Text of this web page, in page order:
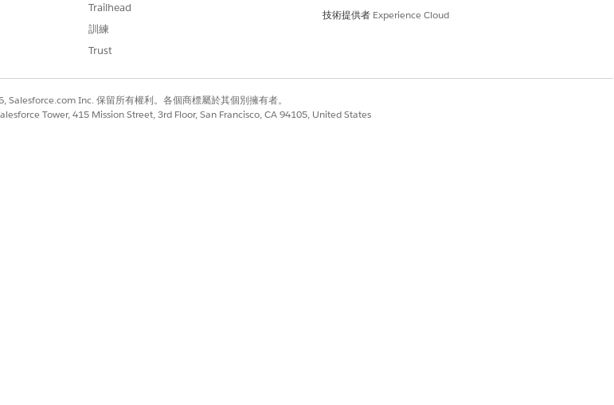
欄位。如果您將此欄位保留空白,使用者會看到名稱相同的重複動作。
Trailhead
訓練
Trust
技術提供者 Experience Cloud
Salesforce.com Inc. 保留所有權利。各個商標屬於其個別擁有者。
Tower, 415 Mission Street, 3rd Floor, San Francisco, CA 94105, United States